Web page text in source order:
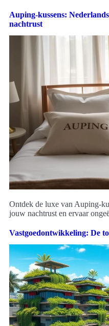
Auping-kussens:
nachtrust
Ontdek de luxe van Auping-
jouw nachtrust en ervaar
Vastgoedontwikkeling: De